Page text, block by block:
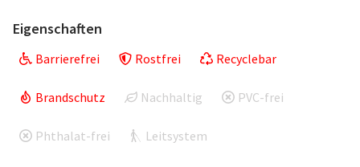
Eigenschaften
Barrierefrei Rostfrei Recyclebar
Brandschutz Nachhaltig PVC-frei
Phthalat-frei Leitsystem